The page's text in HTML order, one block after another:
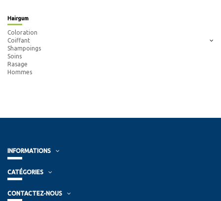
Hairgum
Coloration
Coiffant
Shampoings
Soins
Rasage
Hommes
INFORMATIONS
CATÉGORIES
CONTACTEZ-NOUS